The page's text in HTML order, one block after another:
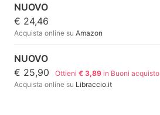
NUOVO
€ 24,46
Acquista online su Amazon
NUOVO
€ 25,90
Ottieni€ 3,89 in Buoni acquisto
Acquista online su Libraccio.it